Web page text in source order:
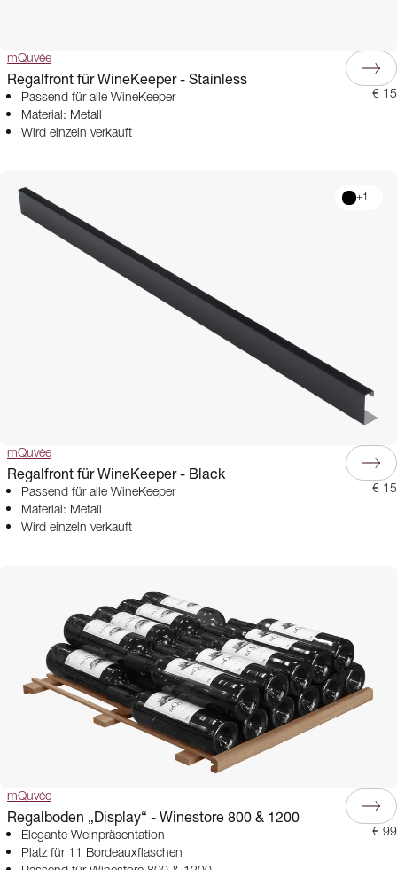
mQuvée
Regalfront für WineKeeper - Stainless
Passend für alle WineKeeper
Material: Metall
Wird einzeln verkauft
€ 15
+1
mQuvée
Regalfront für WineKeeper - Black
Passend für alle WineKeeper
Material: Metall
Wird einzeln verkauft
€ 15
mQuvée
Regalboden „Display“ - Winestore 800 & 1200
Elegante Weinpräsentation
Platz für 11 Bordeauxflaschen
€ 99